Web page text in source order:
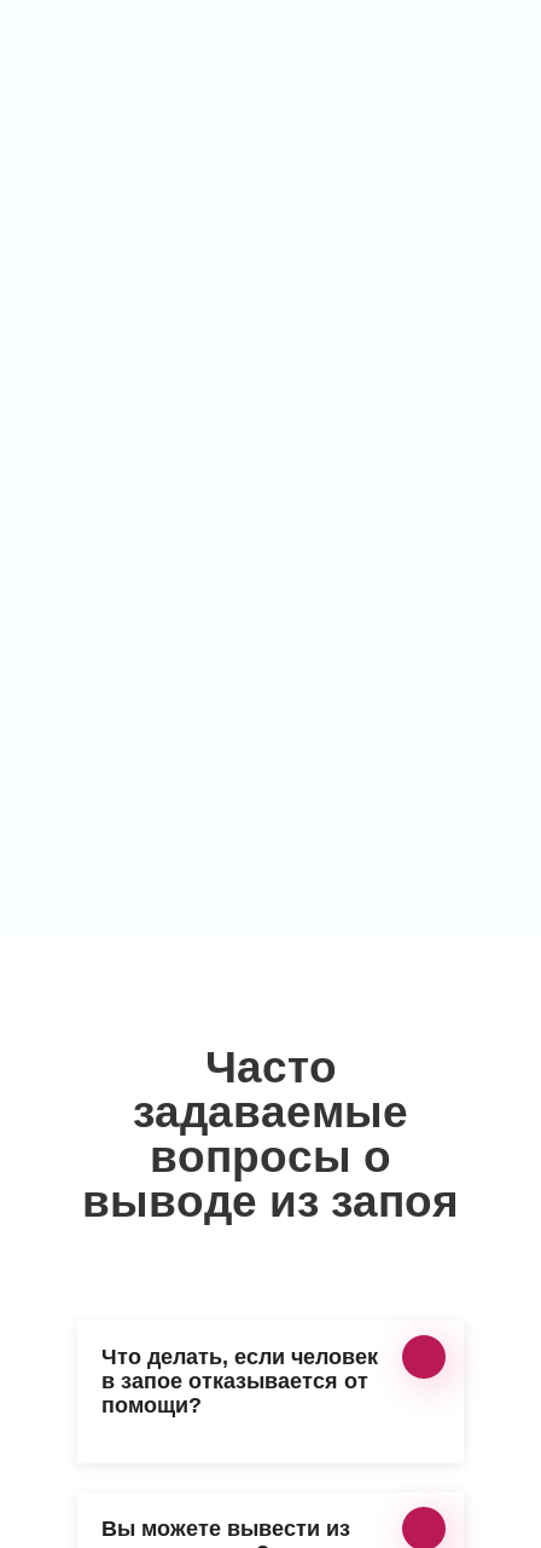
Часто
задаваемые
вопросы о
выводe из запоя
Что делать, если человек
в запое отказывается от
помощи?
Вы можете вывести из